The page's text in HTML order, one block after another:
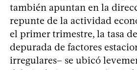
también apuntan en la
repunte de la actividad
el primer trimestre, la tasa
depurada de factores
irregulares– se ubicó